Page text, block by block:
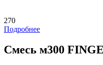
270
Подробнее
Смесь м300